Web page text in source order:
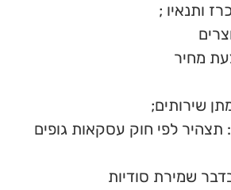
ותנאיו ;
מחיר
שירותים;
נספח א' 1 ו -א' 2 : תצהיר לפי חוק עסקאות גופים
שמירת סודיות